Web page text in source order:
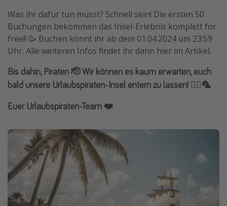
Was ihr dafür tun müsst? Schnell sein! Die ersten 50
Buchungen bekommen das Insel-Erlebnis komplett for
free!! 🥳 Buchen könnt ihr ab dem 01.04.2024 um 23:59
Uhr. Alle weiteren Infos findet ihr dann hier im Artikel.
Bis dahin, Piraten 🫡 Wir können es kaum erwarten, euch
bald unsere Urlaubspiraten-Insel entern zu lassen! 🏴‍☠️🦜
Euer Urlaubspiraten-Team ❤️